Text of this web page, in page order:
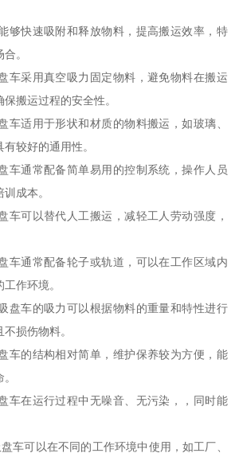
够快速吸附和释放物料，提高搬运效率，特
。
车采用真空吸力固定物料，避免物料在搬运
搬运过程的安全性。
车适用于形状和材质的物料搬运，如玻璃、
较好的通用性。
车通常配备简单易用的控制系统，操作人员
成本。
车可以替代人工搬运，减轻工人劳动强度，
车通常配备轮子或轨道，可以在工作区域内
作环境。
盘车的吸力可以根据物料的重量和特性进行
损伤物料。
车的结构相对简单，维护保养较为方便，能
车在运行过程中无噪音、无污染，，同时能
车可以在不同的工作环境中使用，如工厂、